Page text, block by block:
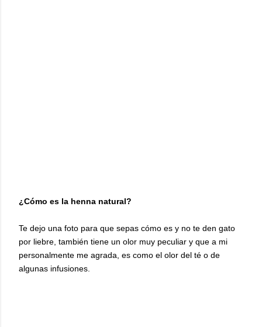
¿Cómo es la henna natural?
Te dejo una foto para que sepas cómo es y no te den gato
por liebre, también tiene un olor muy peculiar y que a mi
personalmente me agrada, es como el olor del té o de
algunas infusiones.